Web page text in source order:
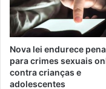
Nova lei endurece
para crimes sexuais
contra crianças e
adolescentes